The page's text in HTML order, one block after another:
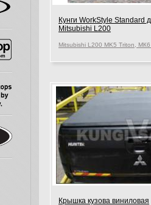
Кунги WorkStyle Standard
Mitsubishi L200
Крышка кузова виниловая